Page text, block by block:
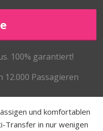
100% garantiert!
Passagieren
und komfortablen
Transfer in nur wenigen